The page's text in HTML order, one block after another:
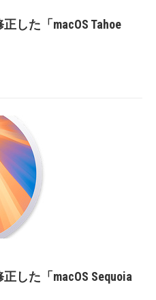
した「macOS Tahoe
した「macOS Sequoia